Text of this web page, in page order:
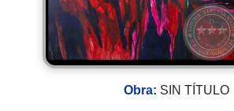
Obra: SIN TÍTULO